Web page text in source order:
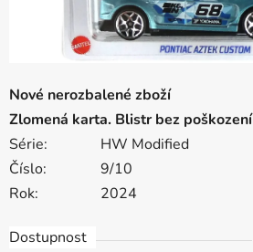
Nové nerozbalené zboží
Zlomená karta. Blistr bez poškození
Série:
HW Modified
Číslo:
9/10
Rok:
2024
Dostupnost